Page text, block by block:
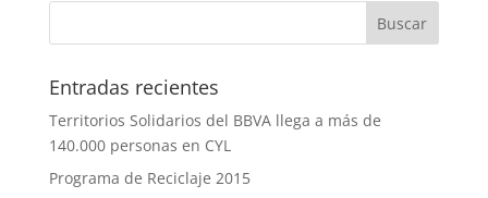
Entradas recientes
Territorios Solidarios del BBVA llega a más de
140.000 personas en CYL
Programa de Reciclaje 2015